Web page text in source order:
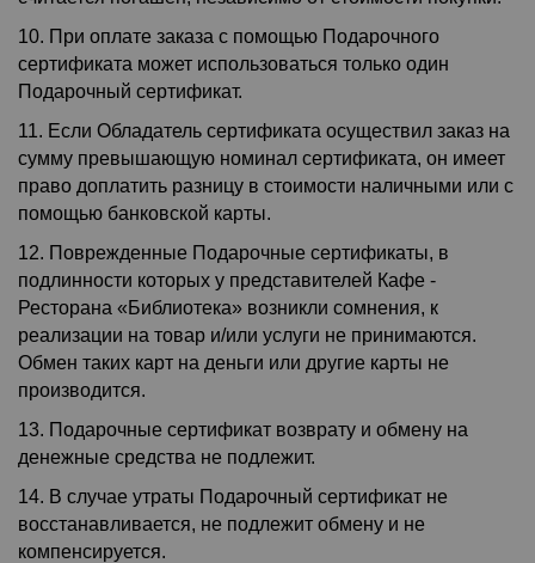
10. При оплате заказа с помощью Подарочного
сертификата может использоваться только один
Подарочный сертификат.
11. Если Обладатель сертификата осуществил заказ на
сумму превышающую номинал сертификата, он имеет
право доплатить разницу в стоимости наличными или с
помощью банковской карты.
12. Поврежденные Подарочные сертификаты, в
подлинности которых у представителей Кафе -
Ресторана «Библиотека» возникли сомнения, к
реализации на товар и/или услуги не принимаются.
Обмен таких карт на деньги или другие карты не
производится.
13. Подарочные сертификат возврату и обмену на
денежные средства не подлежит.
14. В случае утраты Подарочный сертификат не
восстанавливается, не подлежит обмену и не
компенсируется.